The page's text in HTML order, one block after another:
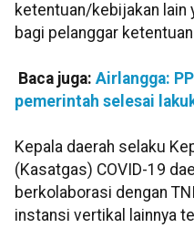
ketentuan/kebijakan lain
bagi pelanggar
Baca juga: Airlangga:
pemerintah selesai
Kepala daerah selaku
(Kasatgas) COVID-19
berkolaborasi dengan
instansi vertikal lainnya